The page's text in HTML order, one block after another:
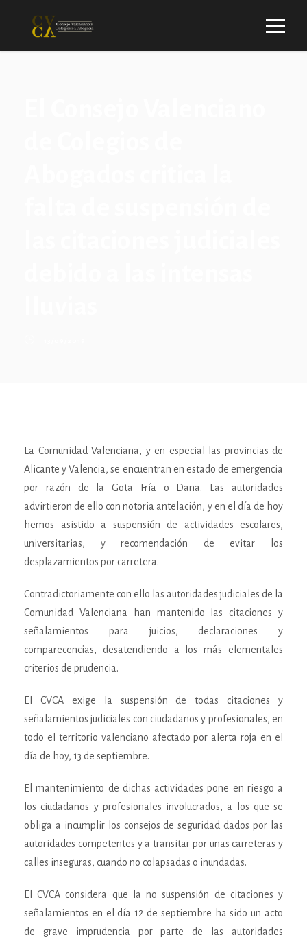
La Comunidad Valenciana, y en especial las provincias de
Alicante y Valencia, se encuentran en estado de emergencia
por razón de la Gota Fría o Dana. Las autoridades
advirtieron de ello con notoria antelación, y en el día de hoy
hemos asistido a suspensión de actividades escolares,
universitarias, y recomendación de evitar los
desplazamientos por carretera.
Contradictoriamente con ello las autoridades judiciales de la
Comunidad Valenciana han mantenido las citaciones y
señalamientos para juicios, declaraciones y
comparecencias, desatendiendo a los más elementales
criterios de prudencia.
El CVCA exige la suspensión de todas citaciones y
señalamientos judiciales con ciudadanos y profesionales, en
todo el territorio valenciano afectado por alerta roja en el
día de hoy, 13 de septiembre.
El mantenimiento de dichas actividades pone en riesgo a
los ciudadanos y profesionales involucrados, a los que se
obliga a incumplir los consejos de seguridad dados por las
autoridades competentes y a transitar por unas carreteras y
calles inseguras, cuando no colapsadas o inundadas.
El CVCA considera que la no suspensión de citaciones y
señalamientos en el día 12 de septiembre ha sido un acto
de grave imprudencia por parte de las autoridades